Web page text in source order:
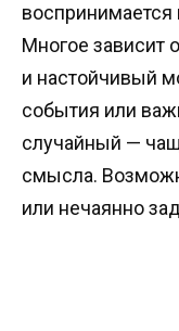
воспринимается
Многое зависит
и настойчивый
события или
случайный —
смысла.
или нечаянно